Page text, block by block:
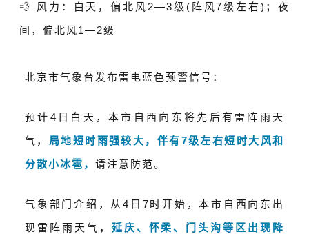
💨 风力：白天，偏北风2—3级(阵风7级左右)；夜
间， 偏北风1—2级
北京市气象台发布雷电蓝色预警信号：
预计4日白天，本市自西向东将先后有雷阵雨天
气， 局地短时雨强较大，伴有7级左右短时大风和
分散小冰雹， 请注意防范。
气象部门介绍，从4日7时开始，本市自西向东出
现雷阵雨天气， 延庆、怀柔、门头沟等区出现降